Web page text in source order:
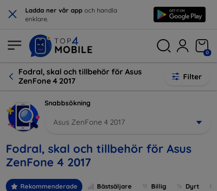
× Ladda ner vår app och handla
enklare.
0
Fodral, skal och tillbehör för Asus
ZenFone 4 2017
Filter
Snabbsökning
Asus ZenFone 4 2017
Fodral, skal och tillbehör för Asus
ZenFone 4 2017
Rekommenderade Bästsäljare Billig Dyrt